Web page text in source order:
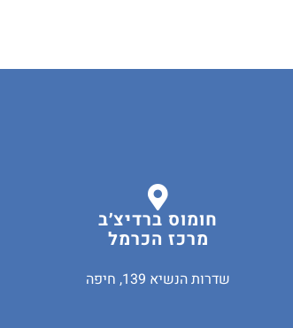
חומוס ברדיצ׳ב
מרכז הכרמל
שדרות הנשיא 139, חיפה